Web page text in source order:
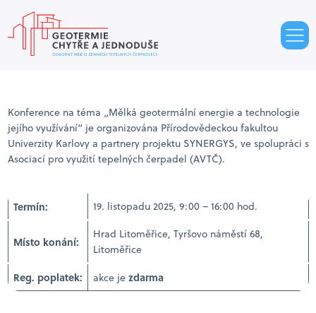
Konference na téma „Mělká geotermální energie a technologie
jejího využívání“ je organizována Přírodovědeckou fakultou
Univerzity Karlovy a partnery projektu SYNERGYS, ve spolupráci s
Asociací pro využití tepelných čerpadel (AVTČ).
Termín: 19. listopadu 2025, 9:00 – 16:00 hod.
Místo konání:
Hrad Litoměřice, Tyršovo náměstí 68,
Litoměřice
Reg. poplatek:
akce je zdarma